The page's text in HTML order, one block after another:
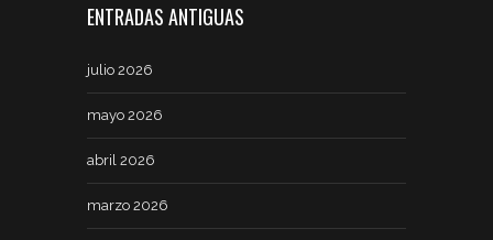
ENTRADAS ANTIGUAS
julio 2026
mayo 2026
abril 2026
marzo 2026